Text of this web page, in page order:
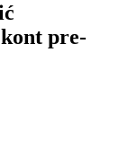
pre-